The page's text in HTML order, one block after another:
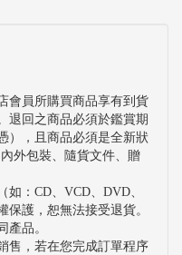
會員所購買商品享有到貨
退回之商品必須於鑑賞期
），且商品必須是全新狀
外包裝、隨貨文件、贈
：CD、VCD、DVD、
保護，恕無法接受退貨。
產品。
售，若在您完成訂單程序